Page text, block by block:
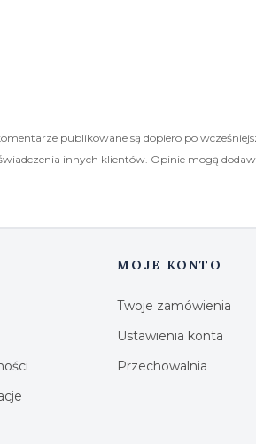
publikowane są dopiero po
innych klientów. Opinie mogą
MOJE KONTO
Twoje zamówienia
Ustawienia konta
Przechowalnia